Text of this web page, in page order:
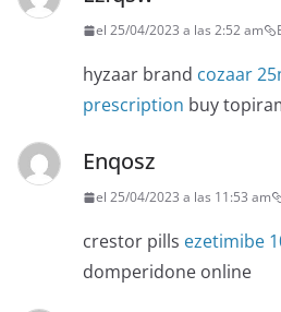
el 25/04/2023 a las 2:52 am
hyzaar brand cozaar
prescription buy
Enqosz
el 25/04/2023 a las 11:53 am
crestor pills ezetimibe
domperidone online